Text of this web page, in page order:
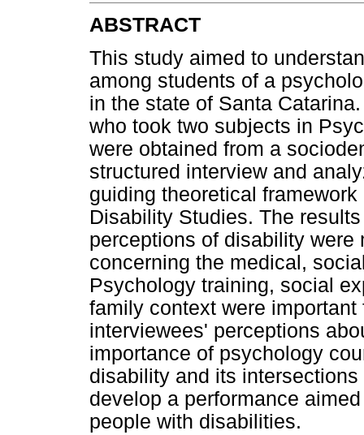
ABSTRACT
This study aimed to
among students of a
in the state of Santa
who took two subjects in
were obtained from a
structured interview and
guiding theoretical
Disability Studies. The
perceptions of disability
concerning the medical,
Psychology training, social
family context were
interviewees' perceptions
importance of psychology
disability and its
develop a performance
people with disabilities.